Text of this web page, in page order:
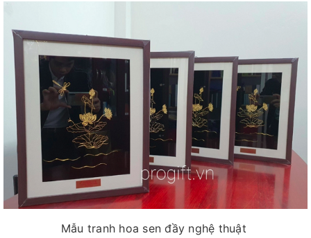
Mẫu tranh hoa sen đầy nghệ thuật